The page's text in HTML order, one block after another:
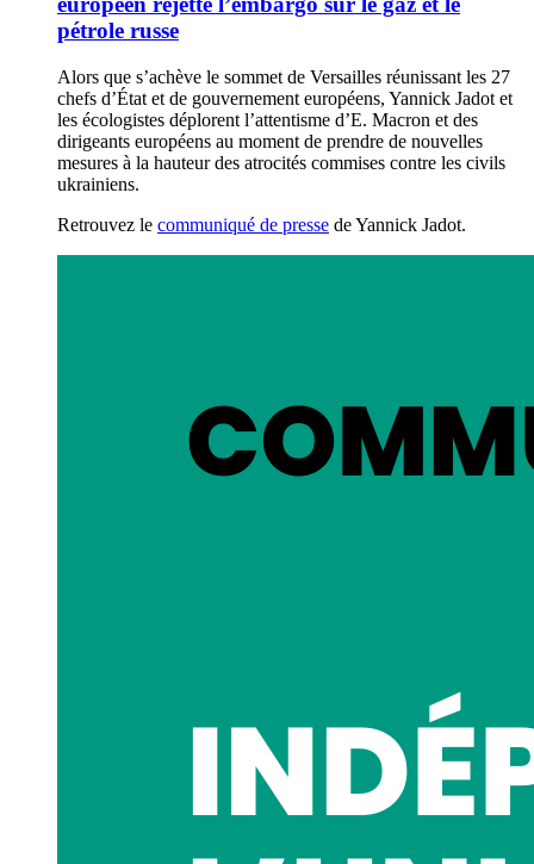
pétrole russe
Alors que s’achève le sommet de Versailles réunissant les 27
chefs d’État et de gouvernement européens, Yannick Jadot et
les écologistes déplorent l’attentisme d’E. Macron et des
dirigeants européens au moment de prendre de nouvelles
mesures à la hauteur des atrocités commises contre les civils
ukrainiens.
Retrouvez le communiqué de presse de Yannick Jadot.